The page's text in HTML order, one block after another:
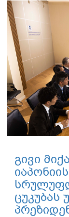
გივი
ცუკუბას